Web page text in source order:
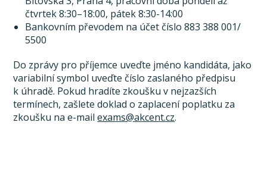
čtvrtek 8:30–18:00, pátek 8:30-14:00
Bankovním převodem na účet číslo 883 388 001/
5500
Do zprávy pro příjemce uveďte jméno kandidáta, jako
variabilní symbol uveďte číslo zaslaného předpisu
k úhradě. Pokud hradíte zkoušku v nejzazších
termínech, zašlete doklad o zaplacení poplatku za
zkoušku na e-mailexams@akcent.cz.